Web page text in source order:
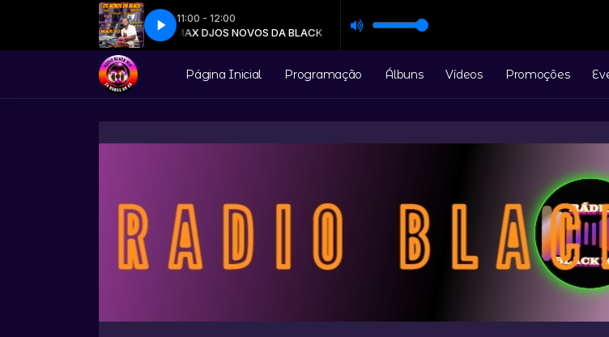
11:00 - 12:00
OS NOVOS DA BLACK com MAX DJOS NOVOS DA BLACK com MAX DJ
Estúdio Billboard - PineappleStormTV (youtube) (1)Dizeres (Undaiá) part. Sant Lourena Acústico Estúdio Billboard -
Página Inicial Programação Álbuns Vídeos Promoções